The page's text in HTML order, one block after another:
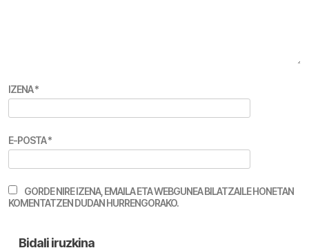
IZENA*
E-POSTA*
GORDE NIRE IZENA, EMAILA ETA WEBGUNEA BILATZAILE HONETAN
KOMENTATZEN DUDAN HURRENGORAKO.